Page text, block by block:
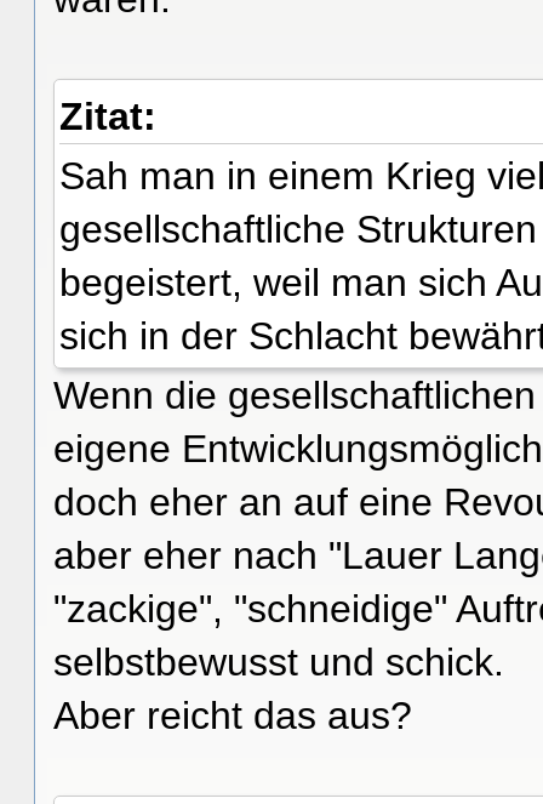
Zitat:
Sah man in einem Krieg
gesellschaftliche
begeistert, weil man sich
sich in der Schlacht
Wenn die
eigene
doch eher an auf eine
aber eher nach "Lauer
"zackige", "schneidige"
selbstbewusst und schick.
Aber reicht das aus?